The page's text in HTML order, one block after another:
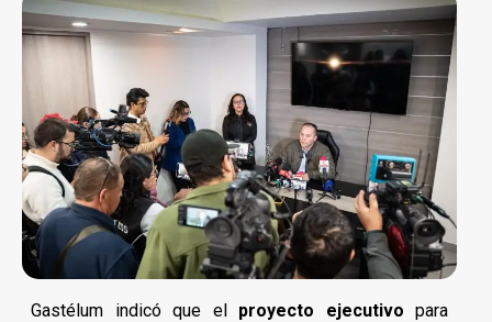
Gastélum indicó que el proyecto ejecutivo para